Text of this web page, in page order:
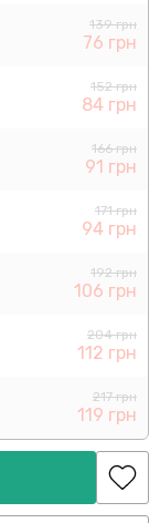
139 грн
76 грн
152 грн
84 грн
166 грн
91 грн
171 грн
94 грн
192 грн
106 грн
204 грн
112 грн
217 грн
119 грн